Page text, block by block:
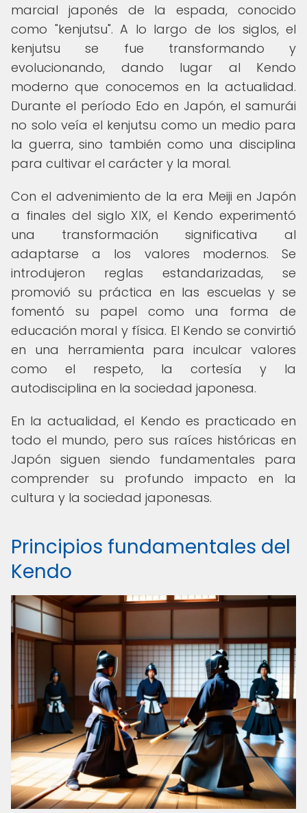
marcial japonés de la espada, conocido
como "kenjutsu". A lo largo de los siglos, el
kenjutsu se fue transformando y
evolucionando, dando lugar al Kendo
moderno que conocemos en la actualidad.
Durante el período Edo en Japón, el samurái
no solo veía el kenjutsu como un medio para
la guerra, sino también como una disciplina
para cultivar el carácter y la moral.
Con el advenimiento de la era Meiji en Japón
a finales del siglo XIX, el Kendo experimentó
una transformación significativa al
adaptarse a los valores modernos. Se
introdujeron reglas estandarizadas, se
promovió su práctica en las escuelas y se
fomentó su papel como una forma de
educación moral y física. El Kendo se convirtió
en una herramienta para inculcar valores
como el respeto, la cortesía y la
autodisciplina en la sociedad japonesa.
En la actualidad, el Kendo es practicado en
todo el mundo, pero sus raíces históricas en
Japón siguen siendo fundamentales para
comprender su profundo impacto en la
cultura y la sociedad japonesas.
Principios fundamentales del
Kendo